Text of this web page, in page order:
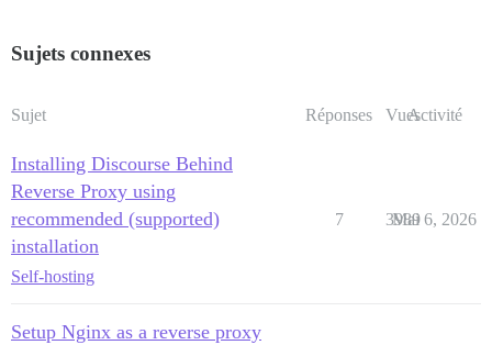
Sujets connexes
Sujet Réponses VuesActivité
Installing Discourse Behind
Reverse Proxy using
recommended (supported)
installation
Self-hosting
7 3989
Mai 6, 2026
Setup Nginx as a reverse proxy